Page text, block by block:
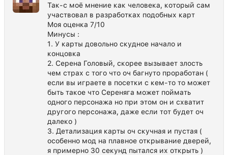
Так-с моё мнение как человека, который сам
участвовал в разработках подобных карт
Моя оценка 7/10
Минусы :
1. У карты довольно скудное начало и
концовка
2. Серена Головый, скорее вызывает злость
чем страх с того что оч багнуто проработан (
если вы играете в посетки с кем-то то может
быть такое что Сереняга может поймать
одного персонажа но при этом он и схватит
другого персонажа, даже если тот будет оч
далеко )
3. Детализация карты оч скучная и пустая (
особенно мод на плавное открывание дверей,
я примерно 30 секунд пытался их открыть )